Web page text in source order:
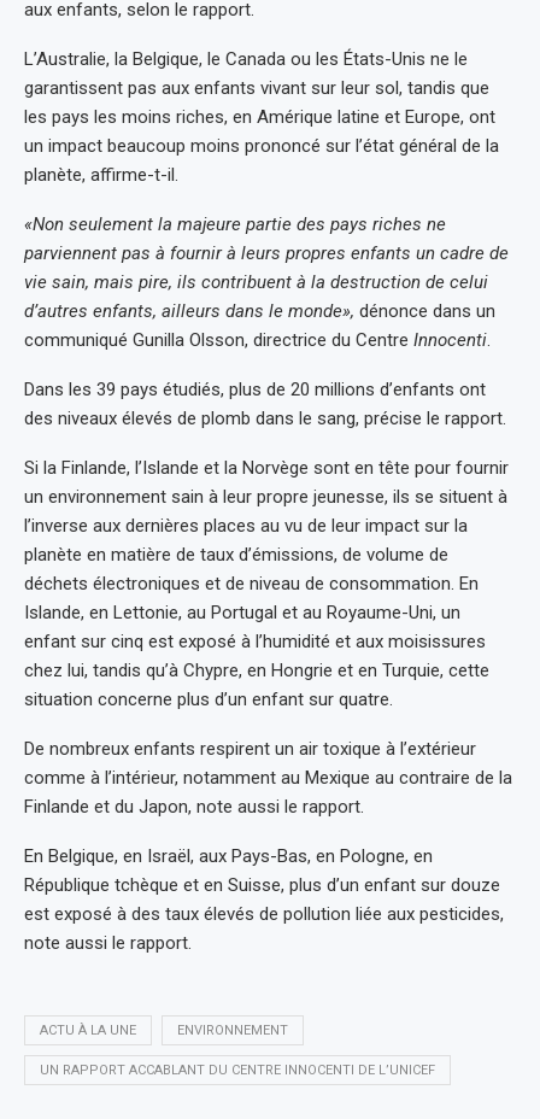
aux enfants, selon le rapport.
L’Australie, la Belgique, le Canada ou les États-Unis ne le
garantissent pas aux enfants vivant sur leur sol, tandis que
les pays les moins riches, en Amérique latine et Europe, ont
un impact beaucoup moins prononcé sur l’état général de la
planète, affirme-t-il.
«Non seulement la majeure partie des pays riches ne
parviennent pas à fournir à leurs propres enfants un cadre de
vie sain, mais pire, ils contribuent à la destruction de celui
d’autres enfants, ailleurs dans le monde», dénonce dans un
communiqué Gunilla Olsson, directrice du Centre Innocenti.
Dans les 39 pays étudiés, plus de 20 millions d’enfants ont
des niveaux élevés de plomb dans le sang, précise le rapport.
Si la Finlande, l’Islande et la Norvège sont en tête pour fournir
un environnement sain à leur propre jeunesse, ils se situent à
l’inverse aux dernières places au vu de leur impact sur la
planète en matière de taux d’émissions, de volume de
déchets électroniques et de niveau de consommation. En
Islande, en Lettonie, au Portugal et au Royaume-Uni, un
enfant sur cinq est exposé à l’humidité et aux moisissures
chez lui, tandis qu’à Chypre, en Hongrie et en Turquie, cette
situation concerne plus d’un enfant sur quatre.
De nombreux enfants respirent un air toxique à l’extérieur
comme à l’intérieur, notamment au Mexique au contraire de la
Finlande et du Japon, note aussi le rapport.
En Belgique, en Israël, aux Pays-Bas, en Pologne, en
République tchèque et en Suisse, plus d’un enfant sur douze
est exposé à des taux élevés de pollution liée aux pesticides,
note aussi le rapport.
ACTU À LA UNE ENVIRONNEMENT
UN RAPPORT ACCABLANT DU CENTRE INNOCENTI DE L’UNICEF